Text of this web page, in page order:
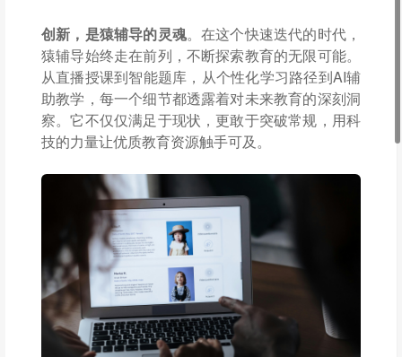
创新，是猿辅导的灵魂。在这个快速迭代的时代，
猿辅导始终走在前列，不断探索教育的无限可能。
从直播授课到智能题库，从个性化学习路径到AI辅
助教学，每一个细节都透露着对未来教育的深刻洞
察。它不仅仅满足于现状，更敢于突破常规，用科
技的力量让优质教育资源触手可及。